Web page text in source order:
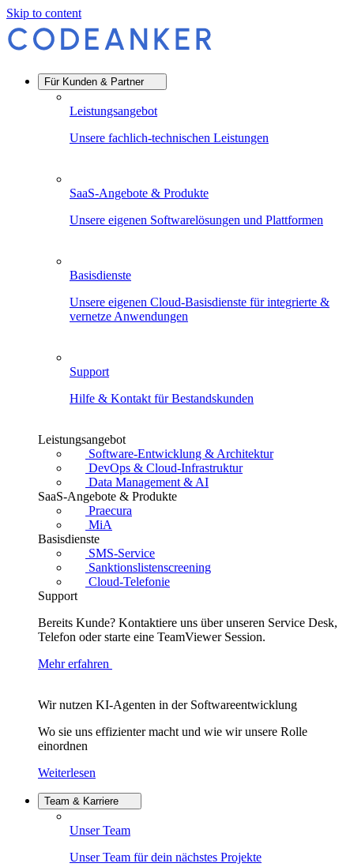
Skip to content
Für Kunden & Partner
Leistungsangebot
Unsere fachlich-technischen Leistungen
SaaS-Angebote & Produkte
Unsere eigenen Softwarelösungen und Plattformen
Basisdienste
Unsere eigenen Cloud-Basisdienste für integrierte &
vernetze Anwendungen
Support
Hilfe & Kontakt für Bestandskunden
Leistungsangebot
Software-Entwicklung & Architektur
DevOps & Cloud-Infrastruktur
Data Management & AI
SaaS-Angebote & Produkte
Praecura
MiA
Basisdienste
SMS-Service
Sanktionslistenscreening
Cloud-Telefonie
Support
Bereits Kunde? Kontaktiere uns über unseren Service Desk,
Telefon oder starte eine TeamViewer Session.
Mehr erfahren
Wir nutzen KI-Agenten in der Softwareentwicklung
Wo sie uns effizienter macht und wie wir unsere Rolle
einordnen
Weiterlesen
Team & Karriere
Unser Team
Unser Team für dein nächstes Projekte